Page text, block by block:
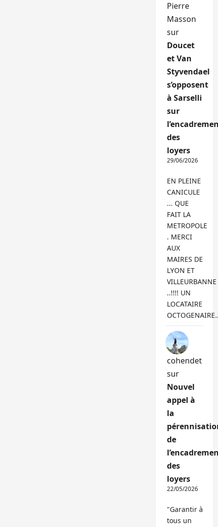
Pierre
Masson
sur
Doucet
et Van
Styvendael
s’opposent
à Sarselli
sur
des
loyers
29/06/2026
EN PLEINE
CANICULE
... QUE
FAIT LA
METROPOLE
. MERCI
AUX
MAIRES DE
LYON ET
VILLEURBANNE
..!!!! UN
LOCATAIRE
cohendet
sur
Nouvel
appel à
la
de
des
loyers
22/05/2026
"Garantir à
tous un